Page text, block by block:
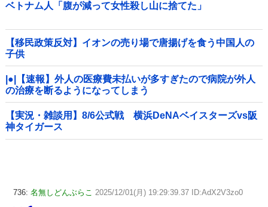
ベトナム人「腹が減って女性殺し山に捨てた」
【移民政策反対】イオンの売り場で唐揚げを食う中国人の
子供
|●|【速報】外人の医療費未払いが多すぎたので病院が外人
の治療を断るようになってしまう
【実況・雑談用】8/6公式戦 横浜DeNAベイスターズvs阪
神タイガース
736: 名無しどんぶらこ 2025/12/01(月) 19:29:39.37 ID:AdX2V3zo0